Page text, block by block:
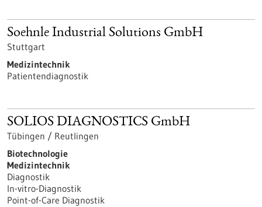
Soehnle Industrial Solutions GmbH
Stuttgart
Medizintechnik
Patientendiagnostik
SOLIOS DIAGNOSTICS GmbH
Tübingen / Reutlingen
Biotechnologie
Medizintechnik
Diagnostik
In-vitro-Diagnostik
Point-of-Care Diagnostik